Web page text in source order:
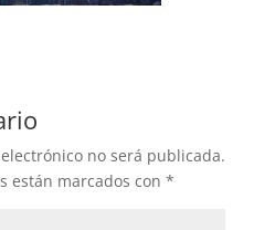
no será publicada.
están marcados con *